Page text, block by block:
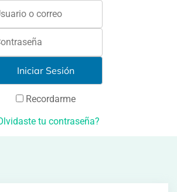
Recordarme
tu contraseña?